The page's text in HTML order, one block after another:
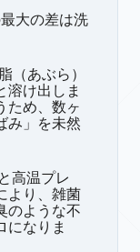
大の差は洗
（あぶら）
溶け出しま
ため、数ヶ
み」を未然
高温プレ
より、雑菌
のような不
になりま